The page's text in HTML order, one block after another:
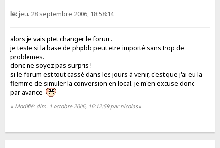
le:jeu. 28 septembre 2006, 18:58:14
alors je vais ptet changer le forum.
je teste si la base de phpbb peut etre importé sans trop de
problemes.
donc ne soyez pas surpris !
si le forum est tout cassé dans les jours à venir, c'est que j'ai eu la
flemme de simuler la conversion en local. je m'en excuse donc
par avance
« Modifié: dim. 1 octobre 2006, 16:12:59 par nicolas»